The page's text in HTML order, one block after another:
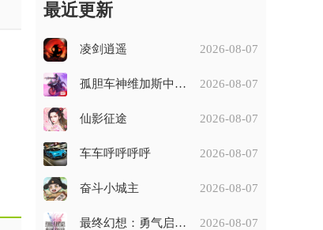
最近更新
凌剑逍遥 2026-08-07
孤胆车神维加斯中文版 2026-08-07
仙影征途 2026-08-07
车车呼呼呼呼 2026-08-07
奋斗小城主 2026-08-07
最终幻想：勇气启示录 2026-08-07